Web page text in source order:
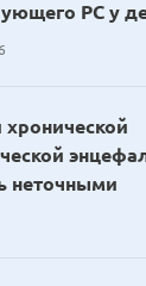
РС у
неточными